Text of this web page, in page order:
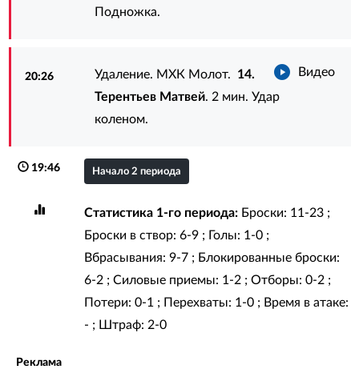
Подножка.
20:26 Видео
Удаление. МХК Молот. 14.
Терентьев Матвей. 2 мин. Удар
коленом.
19:46 Начало 2 периода
Статистика 1-го периода:Броски: 11-23 ;
Броски в створ: 6-9 ; Голы: 1-0 ;
Вбрасывания: 9-7 ; Блокированные броски:
6-2 ; Силовые приемы: 1-2 ; Отборы: 0-2 ;
Потери: 0-1 ; Перехваты: 1-0 ; Время в атаке:
- ; Штраф: 2-0
Реклама